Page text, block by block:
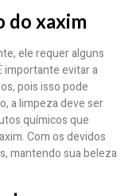
do xaxim
ele requer alguns
importante evitar a
pois isso pode
a limpeza deve ser
químicos que
Com os devidos
mantendo sua beleza